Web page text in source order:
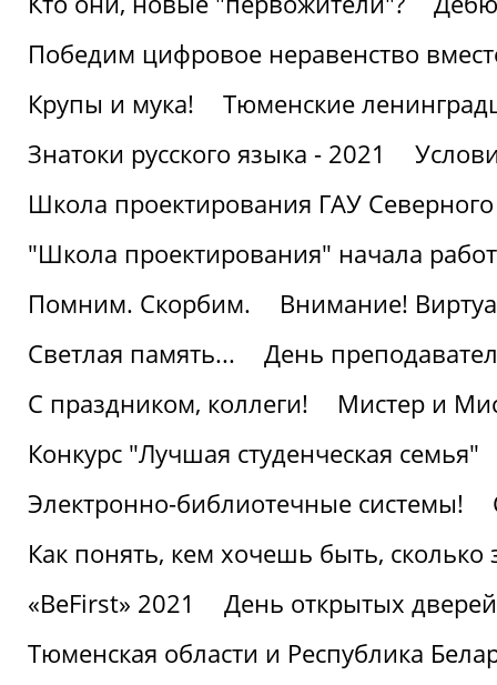
Победим цифровое неравенство
Крупы и мука!
Тюменские
Знатоки русского языка - 2021
Школа проектирования ГАУ
"Школа проектирования" начала
Помним. Скорбим.
Внимание!
Светлая память...
День
С праздником, коллеги!
Мистер и
Конкурс "Лучшая студенческая семья"
Электронно-библиотечные системы!
Как понять, кем хочешь быть, сколько
«BeFirst» 2021
День открытых
Тюменская области и Республика